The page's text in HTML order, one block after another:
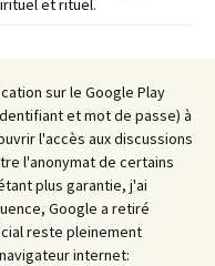
et rituel.
sur le Google Play
et mot de passe) à
l'accès aux discussions
l'anonymat de certains
plus garantie, j'ai
Google a retiré
reste pleinement
internet: